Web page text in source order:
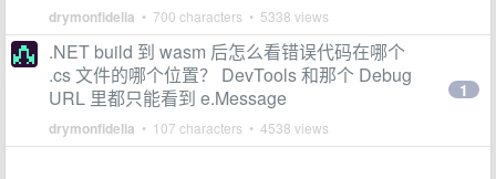
drymonfidelia • 700 characters • 5338 views
.NET build 到 wasm 后怎么看错误代码在哪个
.cs 文件的哪个位置？ DevTools 和那个 Debug
URL 里都只能看到 e.Message
drymonfidelia • 107 characters • 4538 views
1